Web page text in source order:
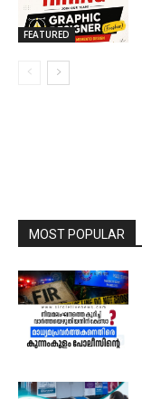
FEATURED
MOST POPULAR